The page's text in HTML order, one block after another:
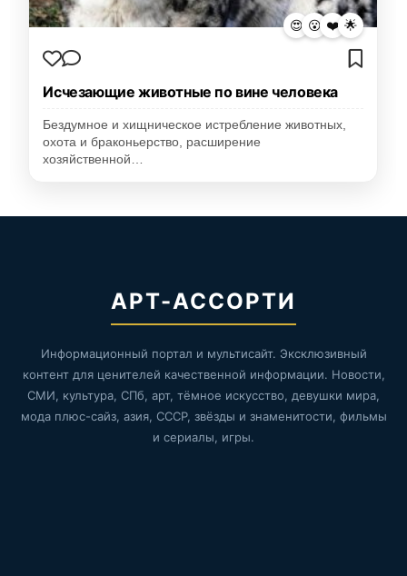
😍 😮 ❤️ 🌟
Исчезающие животные по вине человека
Бездумное и хищническое истребление животных,
охота и браконьерство, расширение
хозяйственной…
АРТ-АССОРТИ
Информационный портал и мультисайт. Эксклюзивный
контент для ценителей качественной информации. Новости,
СМИ, культура, СПб, арт, тёмное искусство, девушки мира,
мода плюс-сайз, азия, СССР, звёзды и знаменитости, фильмы
и сериалы, игры.